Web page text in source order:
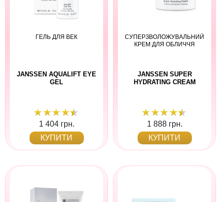
ГЕЛЬ ДЛЯ ВЕК
JANSSEN AQUALIFT EYE
GEL
1 404 грн.
КУПИТИ
СУПЕРЗВОЛОЖУВАЛЬНИЙ
КРЕМ ДЛЯ ОБЛИЧЧЯ
JANSSEN SUPER
HYDRATING CREAM
1 888 грн.
КУПИТИ